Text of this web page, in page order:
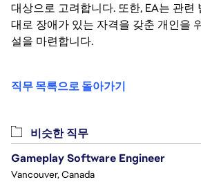
대상으로 고려합니다. 또한, EA는 관련
대로 장애가 있는 자격을 갖춘 개인을
설을 마련합니다.
직무 목록으로 돌아가기
비슷한 직무
Gameplay Software Engineer
Vancouver, Canada